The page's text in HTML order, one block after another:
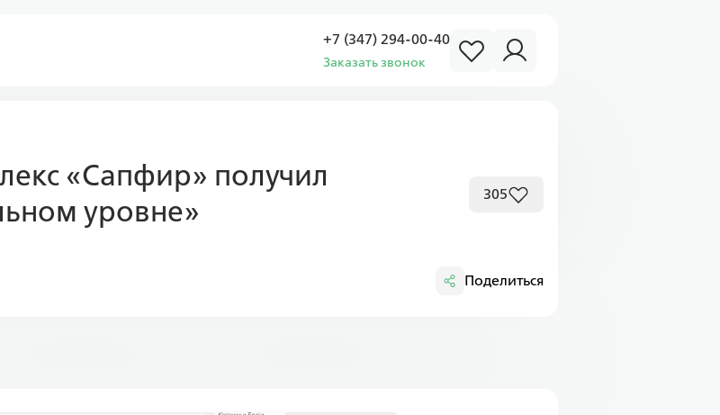
+7 (347) 294-00-40
Заказать звонок
«Сапфир» получил
уровне»
305
Поделиться